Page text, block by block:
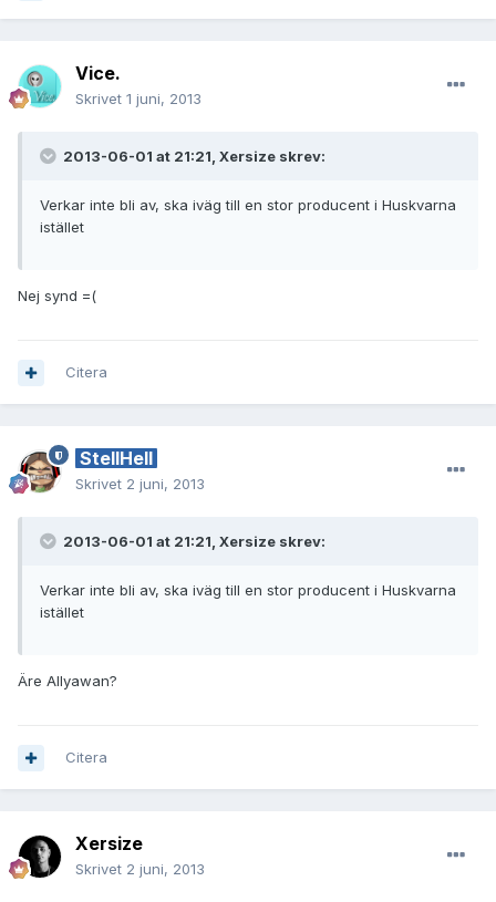
Vice.
Skrivet 1 juni, 2013
2013-06-01 at 21:21, Xersize skrev:
Verkar inte bli av, ska iväg till en stor producent i Huskvarna
istället
Nej synd =(
Citera
StellHell
Skrivet 2 juni, 2013
2013-06-01 at 21:21, Xersize skrev:
Verkar inte bli av, ska iväg till en stor producent i Huskvarna
istället
Äre Allyawan?
Citera
Xersize
Skrivet 2 juni, 2013